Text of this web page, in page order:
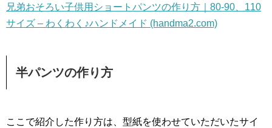
兄弟おそろい子供用ショートパンツの作り方｜80-90、110
サイズ – わくわく♪ハンドメイド (handma2.com)
半パンツの作り方
ここで紹介した作り方は、型紙を使わせていただいたサイ